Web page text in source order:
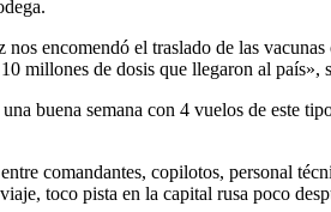
encomendó el traslado de las
millones de dosis que llegaron al
buena semana con 4 vuelos de este
comandantes, copilotos, personal
toco pista en la capital rusa poco